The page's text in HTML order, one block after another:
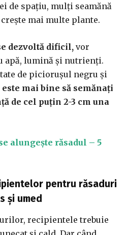
de spațiu, mulți seamănă
mai multe plante.
dezvoltă dificil, vor
apă, lumină și nutrienți.
de piciorușul negru și
este mai bine să semănați
de cel puțin 2-3 cm una
alungește răsadul – 5
pentru răsaduri
și umed
recipientele trebuie